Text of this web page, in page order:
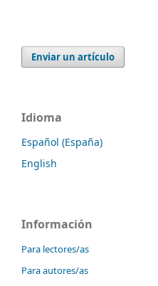
Enviar un artículo
Idioma
Español (España)
English
Información
Para lectores/as
Para autores/as